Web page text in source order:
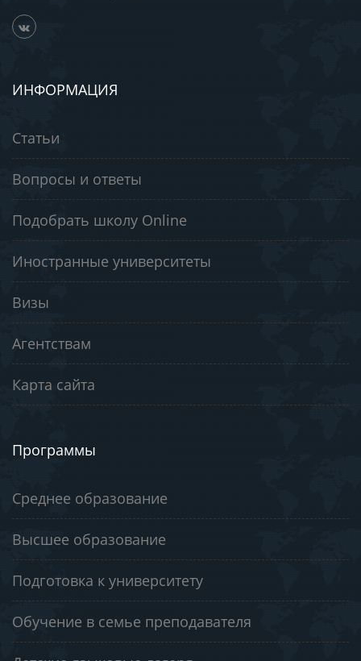
ИНФОРМАЦИЯ
Статьи
Вопросы и ответы
Подобрать школу Online
Иностранные университеты
Визы
Агентствам
Карта сайта
Программы
Среднее образование
Высшее образование
Подготовка к университету
Обучение в семье преподавателя